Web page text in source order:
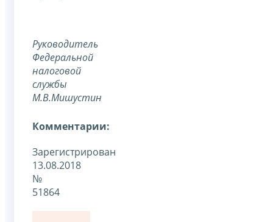
Руководитель
Федеральной
налоговой
службы
М.В.Мишустин
Комментарии:
Зарегистрирован
13.08.2018
№
51864